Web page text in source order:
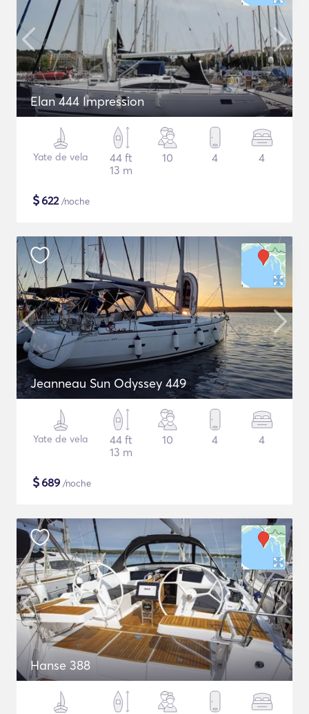
Elan 444 Impression
Yate de vela
44 ft
13 m
10 4 4
$622/noche
Jeanneau Sun Odyssey 449
Yate de vela
44 ft
13 m
10 4 4
$689 /noche
Hanse 388